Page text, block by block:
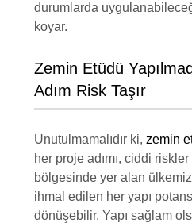
durumlarda
koyar.
Zemin Etüdü
Adım Risk Taşır
Unutulmamalıdır ki, zemin
her proje adımı, ciddi riskler
bölgesinde yer alan
ihmal edilen her yapı
dönüşebilir. Yapı sağlam